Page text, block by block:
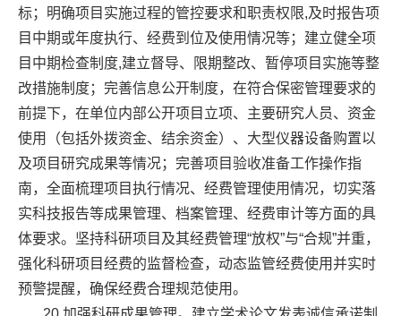
标；明确项目实施过程的管控要求和职责权限,及时报告项
目中期或年度执行、经费到位及使用情况等；建立健全项
目中期检查制度,建立督导、限期整改、暂停项目实施等整
改措施制度；完善信息公开制度，在符合保密管理要求的
前提下，在单位内部公开项目立项、主要研究人员、资金
使用（包括外拨资金、结余资金）、大型仪器设备购置以
及项目研究成果等情况；完善项目验收准备工作操作指
南，全面梳理项目执行情况、经费管理使用情况，切实落
实科技报告等成果管理、档案管理、经费审计等方面的具
体要求。坚持科研项目及其经费管理“放权”与“合规”并重，
强化科研项目经费的监督检查，动态监管经费使用并实时
预警提醒，确保经费合理规范使用。